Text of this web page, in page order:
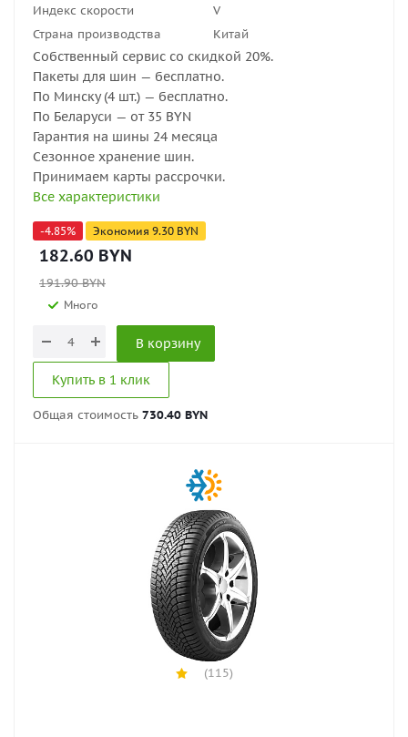
Индекс скорости
V
Страна производства
Китай
Собственный сервис со скидкой 20%.
Пакеты для шин — бесплатно.
По Минску (4 шт.) — бесплатно.
По Беларуси — от 35 BYN
Гарантия на шины 24 месяца
Сезонное хранение шин.
Принимаем карты рассрочки.
Все характеристики
-4.85% Экономия 9.30 BYN
182.60 BYN
191.90BYN
Много
В корзину
Купить в 1 клик
Общая стоимость 730.40 BYN
(115)